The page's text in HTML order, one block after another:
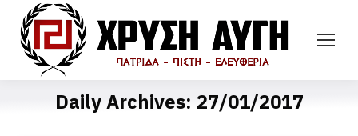
Daily Archives: 27/01/2017